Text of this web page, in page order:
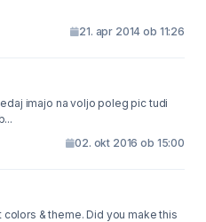
21. apr 2014 ob 11:26
imajo na voljo poleg pic tudi
02. okt 2016 ob 15:00
& theme. Did you make this